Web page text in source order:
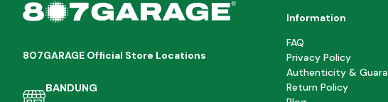
807GARAGE Official Store Locations
BANDUNG
Information
FAQ
Privacy Policy
Authenticity &
Return Policy